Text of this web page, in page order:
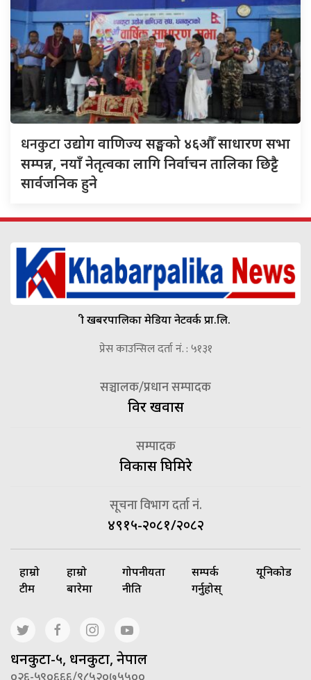
धनकुटाउद्योग वाणिज्य सङ्घको ४६औँ साधारण सभा
सम्पन्न, नयाँ नेतृत्वका लागि निर्वाचन तालिका छिट्टै
सार्वजनिक हुने
श्री खबरपालिका मेडिया नेटवर्क प्रा.लि.
प्रेस काउन्सिल दर्ता नं. : ५१३१
सञ्चालक/प्रधान सम्पादक
विदुर खवास
सम्पादक
विकास घिमिरे
सूचना विभाग दर्ता नं.
४९१५-२०८१/२०८२
हाम्रो
टीम
हाम्रो
बारेमा
गोपनीयता
नीति
सम्पर्क
गर्नुहोस्
यूनिकोड
धनकुटा-५, धनकुटा, नेपाल